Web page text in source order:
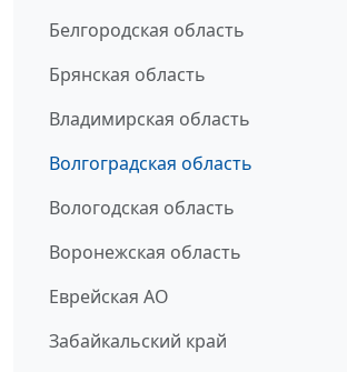
Белгородская область
Брянская область
Владимирская область
Волгоградская область
Вологодская область
Воронежская область
Еврейская АО
Забайкальский край